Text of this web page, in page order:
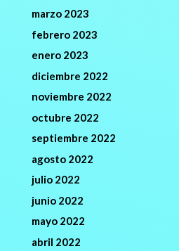
marzo 2023
febrero 2023
enero 2023
diciembre 2022
noviembre 2022
octubre 2022
septiembre 2022
agosto 2022
julio 2022
junio 2022
mayo 2022
abril 2022